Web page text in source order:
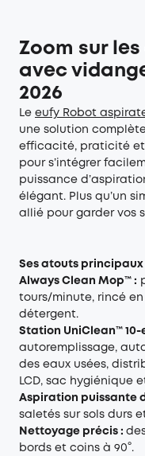
Zoom sur
avec
2026
Le eufy Robot
une solution
efficacité, praticité
pour s’intégrer
puissance
élégant. Plus qu’un
allié pour garder vos
Ses atouts principaux
Always Clean Mop™️ :
tours/minute, rincé
détergent.
Station UniClean™️ 10-
autoremplissage,
des eaux usées,
LCD, sac hygiénique
Aspiration puissante
saletés sur sols durs
Nettoyage précis :
bords et coins à 90°.